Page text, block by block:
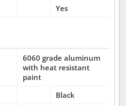
Yes
6060 grade aluminum
with heat resistant
paint
Black